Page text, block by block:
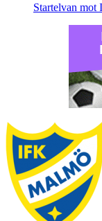
Startelvan mot